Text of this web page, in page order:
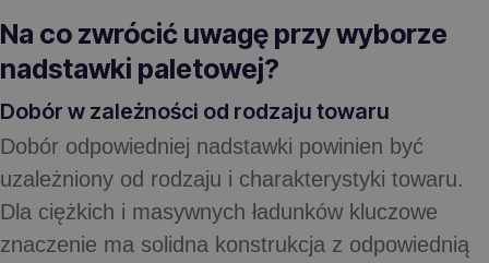
Na co zwrócić uwagę przy wyborze
nadstawki paletowej?
Dobór w zależności od rodzaju towaru
Dobór odpowiedniej nadstawki powinien być
uzależniony od rodzaju i charakterystyki towaru.
Dla ciężkich i masywnych ładunków kluczowe
znaczenie ma solidna konstrukcja z odpowiednią